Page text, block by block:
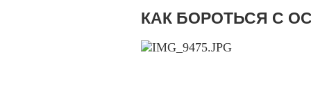
КАК БОРОТЬСЯ С